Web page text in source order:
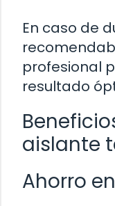
En caso de
profesional
resultado
aislante
Ahorro